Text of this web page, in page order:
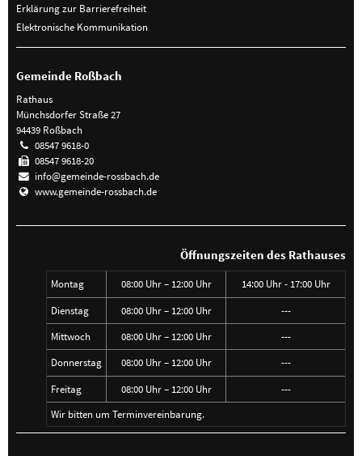
Erklärung zur Barrierefreiheit
Elektronische Kommunikation
Gemeinde Roßbach
Rathaus
Münchsdorfer Straße 27
94439 Roßbach
08547 9618-0
08547 9618-20
info@gemeinde-rossbach.de
www.gemeinde-rossbach.de
Öffnungszeiten des Rathauses
Montag 08:00 Uhr – 12:00 Uhr 14:00 Uhr - 17:00 Uhr
Dienstag 08:00 Uhr – 12:00 Uhr
---
Mittwoch
08:00 Uhr – 12:00 Uhr
---
Donnerstag
08:00 Uhr – 12:00 Uhr ---
Freitag 08:00 Uhr – 12:00 Uhr
---
Wir bitten um Terminvereinbarung.